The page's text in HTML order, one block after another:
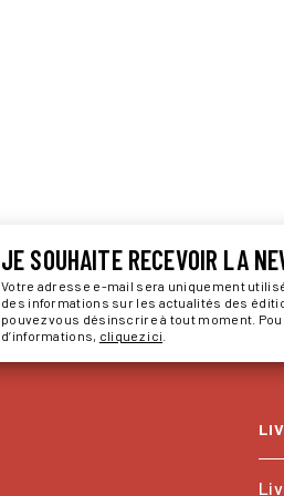
JE SOUHAITE RECEVOIR LA
Votre adresse e-mail sera uniquement
des informations sur les actualités des
pouvez vous désinscrire à tout moment.
d’informations, cliquez ici